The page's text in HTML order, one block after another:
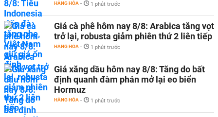
HÀNG HÓA - 1 phút trước
Giá cà phê hôm nay 8/8: Arabica tăng vọt
trở lại, robusta giảm phiên thứ 2 liên tiếp
HÀNG HÓA - 1 phút trước
Giá xăng dầu hôm nay 8/8: Tăng do bất
định quanh đàm phán mở lại eo biển
Hormuz
HÀNG HÓA - 1 phút trước